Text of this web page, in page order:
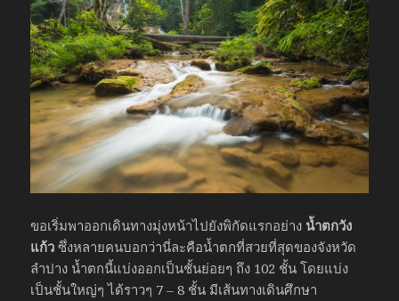
ขอเริ่มพาออกเดินทางมุ่งหน้าไปยังพิกัดแรกอย่าง น้ำตกวัง
แก้ว ซึ่งหลายคนบอกว่านี่ละคือน้ำตกที่สวยที่สุดของจังหวัด
ลำปาง น้ำตกนี้แบ่งออกเป็นชั้นย่อยๆ ถึง 102 ชั้น โดยแบ่ง
เป็นชั้นใหญ่ๆ ได้ราวๆ 7 – 8 ชั้น มีเส้นทางเดินศึกษา